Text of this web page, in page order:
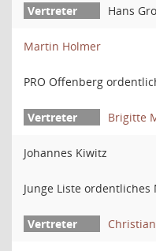
Hans
Martin Holmer
PRO Offenberg
Brigitte
Johannes Kiwitz
Junge Liste ordentliches